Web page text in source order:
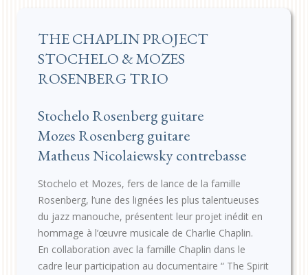
THE CHAPLIN PROJECT
STOCHELO & MOZES
ROSENBERG TRIO
Stochelo Rosenberg guitare
Mozes Rosenberg guitare
Matheus Nicolaiewsky contrebasse
Stochelo et Mozes, fers de lance de la famille
Rosenberg, l’une des lignées les plus talentueuses
du jazz manouche, présentent leur projet inédit en
hommage à l’œuvre musicale de Charlie Chaplin.
En collaboration avec la famille Chaplin dans le
cadre leur participation au documentaire “ The Spirit